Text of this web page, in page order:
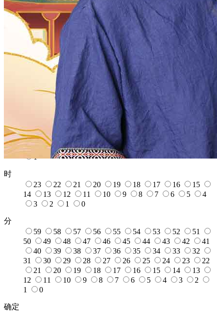
1944
1943 1942 1941 1940 1939
1938
1937
1936 1935 1934 1933
1932
1931
1930 1928 1927 1926
1924
1923 1922 1920
1919
1918
1916 1915 1914
1912
1911
1909 1908 1907
1905
1904 1903 1902 1900
12
11 7
31
30 29 28 27 25 24
22
21 20 18 17
12
11 10 9 8 7 4
1
时
23
22 21 20 19 18 17 16
15
14
13 12 11 10 9 8 7 6 5
4
3
2 1 0
分
59
58 57 56 55 54 53 52
51
50
49 48 47 46 45 44 43 42
41
40
39 38 37 36 35 34 33
32
31
30 29 28 27 26 25 24 23
22
21
20 19 18 17 16 15 14
13
12
11 10 9 8 7 6 5 4 3
2
1
0
确定